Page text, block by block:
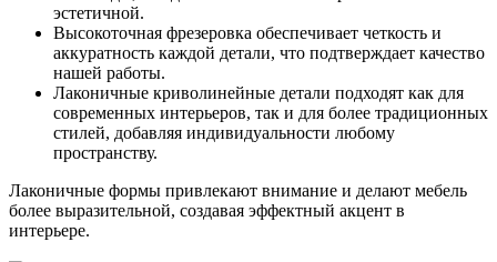
эстетичной.
Высокоточная фрезеровка обеспечивает четкость и
аккуратность каждой детали, что подтверждает качество
нашей работы.
Лаконичные криволинейные детали подходят как для
современных интерьеров, так и для более традиционных
стилей, добавляя индивидуальности любому
пространству.
Лаконичные формы привлекают внимание и делают мебель
более выразительной, создавая эффектный акцент в
интерьере.